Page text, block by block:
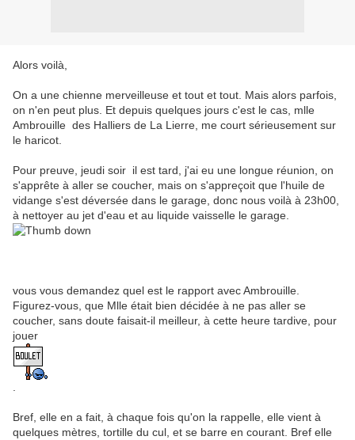
Alors voilà,
On a une chienne merveilleuse et tout et tout. Mais alors parfois,
on n'en peut plus. Et depuis quelques jours c'est le cas, mlle
Ambrouille des Halliers de La Lierre, me court sérieusement sur
le haricot.
Pour preuve, jeudi soir il est tard, j'ai eu une longue réunion, on
s'apprête à aller se coucher, mais on s'appreçoit que l'huile de
vidange s'est déversée dans le garage, donc nous voilà à 23h00,
à nettoyer au jet d'eau et au liquide vaisselle le garage.
vous vous demandez quel est le rapport avec Ambrouille.
Figurez-vous, que Mlle était bien décidée à ne pas aller se
coucher, sans doute faisait-il meilleur, à cette heure tardive, pour
jouer
Bref, elle en a fait, à chaque fois qu'on la rappelle, elle vient à
quelques mètres, tortille du cul, et se barre en courant. Bref elle